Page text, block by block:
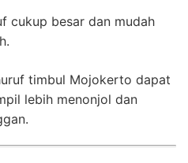
cukup besar dan mudah
timbul Mojokerto dapat
lebih menonjol dan